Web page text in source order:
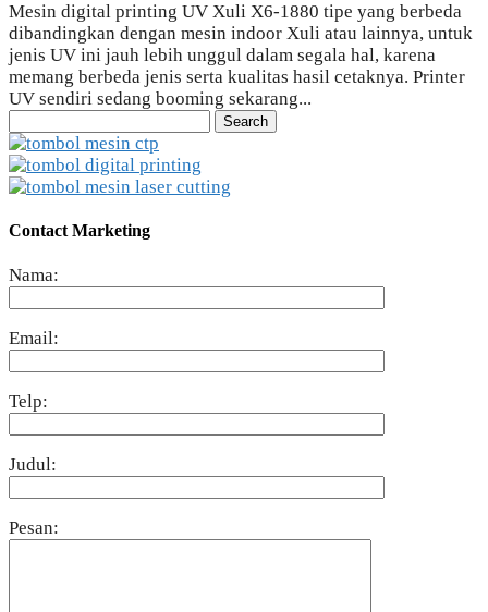
Mesin digital printing UV Xuli X6-1880 tipe yang berbeda
dibandingkan dengan mesin indoor Xuli atau lainnya, untuk
jenis UV ini jauh lebih unggul dalam segala hal, karena
memang berbeda jenis serta kualitas hasil cetaknya. Printer
UV sendiri sedang booming sekarang...
for:
Contact Marketing
Nama:
Email:
Telp:
Judul:
Pesan: